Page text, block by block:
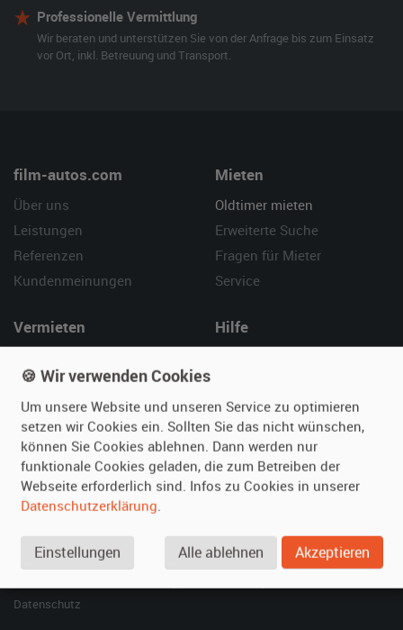
Professionelle Vermittlung
Wir beraten und unterstützen Sie von der Anfrage bis zum Einsatz
vor Ort, inkl. Betreuung und Transport.
film-autos.com
Über uns
Leistungen
Referenzen
Kundenmeinungen
Mieten
Oldtimer mieten
Erweiterte Suche
Fragen für Mieter
Service
Vermieten
Fotos senden
Fragen für Vermieter
Inserat verwalten
Hilfe
Kontakt
SPECIAL
Berühmte Filmautos –
Datenschutz
🍪 Wir verwenden Cookies
Um unsere Website und unseren Service zu optimieren
setzen wir Cookies ein. Sollten Sie das nicht wünschen,
können Sie Cookies ablehnen. Dann werden nur
funktionale Cookies geladen, die zum Betreiben der
Webseite erforderlich sind. Infos zu Cookies in unserer
Datenschutzerklärung.
Einstellungen Alle ablehnen Akzeptieren